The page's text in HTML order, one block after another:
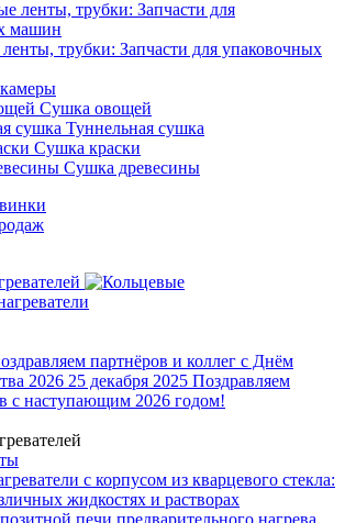
трубки: Запчасти для упаковочных
Сушка овощей
Туннельная сушка
Сушка краски
Сушка древесины
партнёров и коллег с Днём
2026 25 декабря 2025 Поздравляем
с наступающим 2026 годом!
с корпусом из кварцевого стекла:
жидкостях и растворах
печи предварительного нагрева